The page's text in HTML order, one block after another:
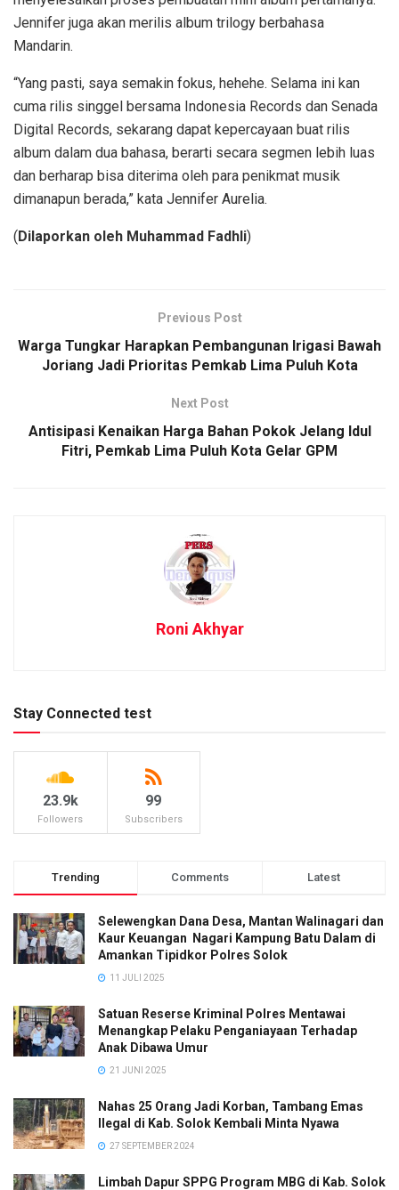
Jennifer juga akan merilis album trilogy berbahasa
Mandarin.
“Yang pasti, saya semakin fokus, hehehe. Selama ini kan
cuma rilis singgel bersama Indonesia Records dan Senada
Digital Records, sekarang dapat kepercayaan buat rilis
album dalam dua bahasa, berarti secara segmen lebih luas
dan berharap bisa diterima oleh para penikmat musik
dimanapun berada,” kata Jennifer Aurelia.
(Dilaporkan oleh Muhammad Fadhli)
Previous Post
Warga Tungkar Harapkan Pembangunan Irigasi Bawah
Joriang Jadi Prioritas Pemkab Lima Puluh Kota
Next Post
Antisipasi Kenaikan Harga Bahan Pokok Jelang Idul
Fitri, Pemkab Lima Puluh Kota Gelar GPM
Roni Akhyar
Stay Connected test
23.9k
Followers
99
Subscribers
Trending Comments Latest
Selewengkan Dana Desa, Mantan Walinagari dan
Kaur Keuangan Nagari Kampung Batu Dalam di
Amankan Tipidkor Polres Solok
11 JULI 2025
Satuan Reserse Kriminal Polres Mentawai
Menangkap Pelaku Penganiayaan Terhadap
Anak Dibawa Umur
21 JUNI 2025
Nahas 25 Orang Jadi Korban, Tambang Emas
Ilegal di Kab. Solok Kembali Minta Nyawa
27 SEPTEMBER 2024
Limbah Dapur SPPG Program MBG di Kab. Solok